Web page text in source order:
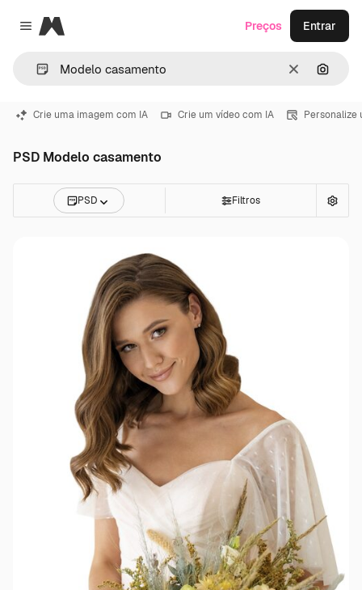
Close menu
Magnific
Limpar
Preços Entrar
Crie uma imagem com IA Crie um vídeo com IA Personalize
PSD Modelo casamento
PSD Filtros